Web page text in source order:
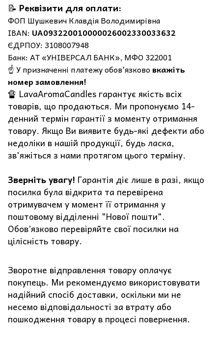
📝 Реквізити для оплати:
ФОП Шушкевич Клавдія Володимирівна
IBAN: UA093220010000026002330033632
ЄДРПОУ: 3108007948
Банк: АТ «УНІВЕРСАЛ БАНК», МФО 322001
☝️ У призначенні платежу обов'язково вкажіть
номер замовлення!
🔏 LavaAromaCandles гарантує якість всіх
товарів, що продаються. Ми пропонуємо 14-
денний термін гарантії з моменту отримання
товару. Якщо Ви виявите будь-які дефекти або
недоліки в нашій продукції, будь ласка,
зв'яжіться з нами протягом цього терміну.
Зверніть увагу! Гарантія діє лише в разі, якщо
посилка була відкрита та перевірена
отримувачем у момент її отримання у
поштовому відділенні "Нової пошти".
Обов’язково перевіряйте свої посилки на
цілісність товару.
Зворотне відправлення товару оплачує
покупець. Ми рекомендуємо використовувати
надійний спосіб доставки, оскільки ми не
несемо відповідальності за втрату або
пошкодження товару в процесі повернення.